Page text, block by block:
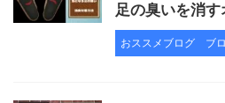
足の臭いを消す
おススメブログ ブ